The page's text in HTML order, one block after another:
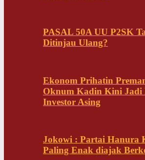
PASAL 50A UU P2SK
Ditinjau Ulang?
Ekonom Prihatin
Oknum Kadin Kini Jadi
Investor Asing
Jokowi : Partai Hanura
Paling Enak diajak